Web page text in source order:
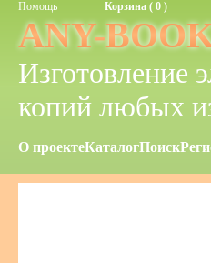
Помощь Корзина ( 0 )
ANY-
Изготовление
копий любых
О проектеКаталогПоиск